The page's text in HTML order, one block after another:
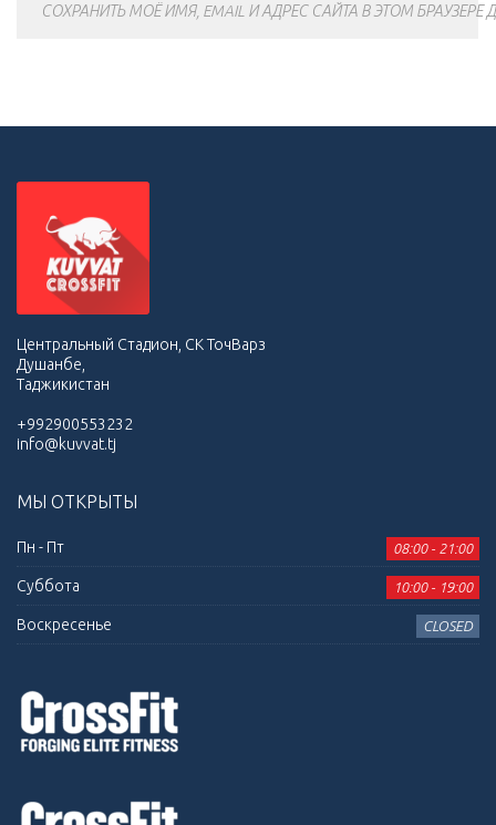
СОХРАНИТЬ МОЁ ИМЯ, EMAIL И АДРЕС САЙТА В ЭТОМ
Центральный Стадион, СК ТочВарз
Душанбе,
Таджикистан
+992900553232
info@kuvvat.tj
МЫ ОТКРЫТЫ
Пн - Пт 08:00 - 21:00
Суббота 10:00 - 19:00
Воскресенье CLOSED